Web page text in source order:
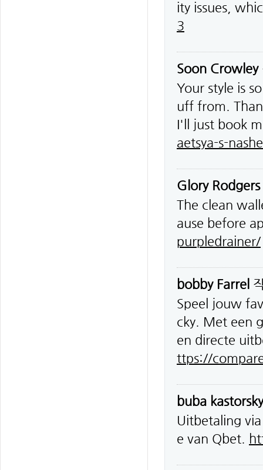
ity issues,
3
Soon Crowley
Your style is
uff from.
I'll just book
aetsya-s-
Glory Rodgers
The clean
ause before
purpledrainer/
bobby Farrel
Speel jouw
cky. Met een
en directe
ttps://
buba kastorsky
Uitbetaling
e van Qbet.